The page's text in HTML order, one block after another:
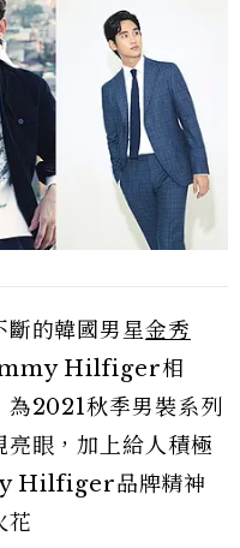
斷的韓國男星金秀
Hilfiger相
2021秋季男裝系列
眼，加上給人積極
Hilfiger品牌精神
花